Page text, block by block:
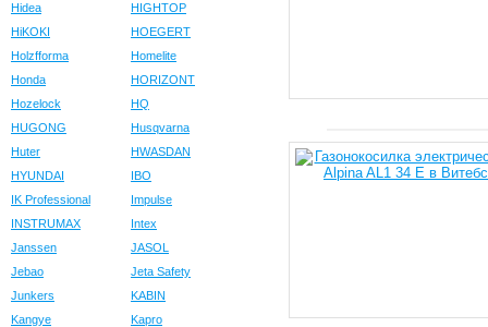
Hidea
HIGHTOP
HiKOKI
HOEGERT
Holzfforma
Homelite
Honda
HORIZONT
Hozelock
HQ
HUGONG
Husqvarna
Huter
HWASDAN
HYUNDAI
IBO
IK Professional
Impulse
INSTRUMAX
Intex
Janssen
JASOL
Jebao
Jeta Safety
Junkers
KABIN
Kangye
Kapro